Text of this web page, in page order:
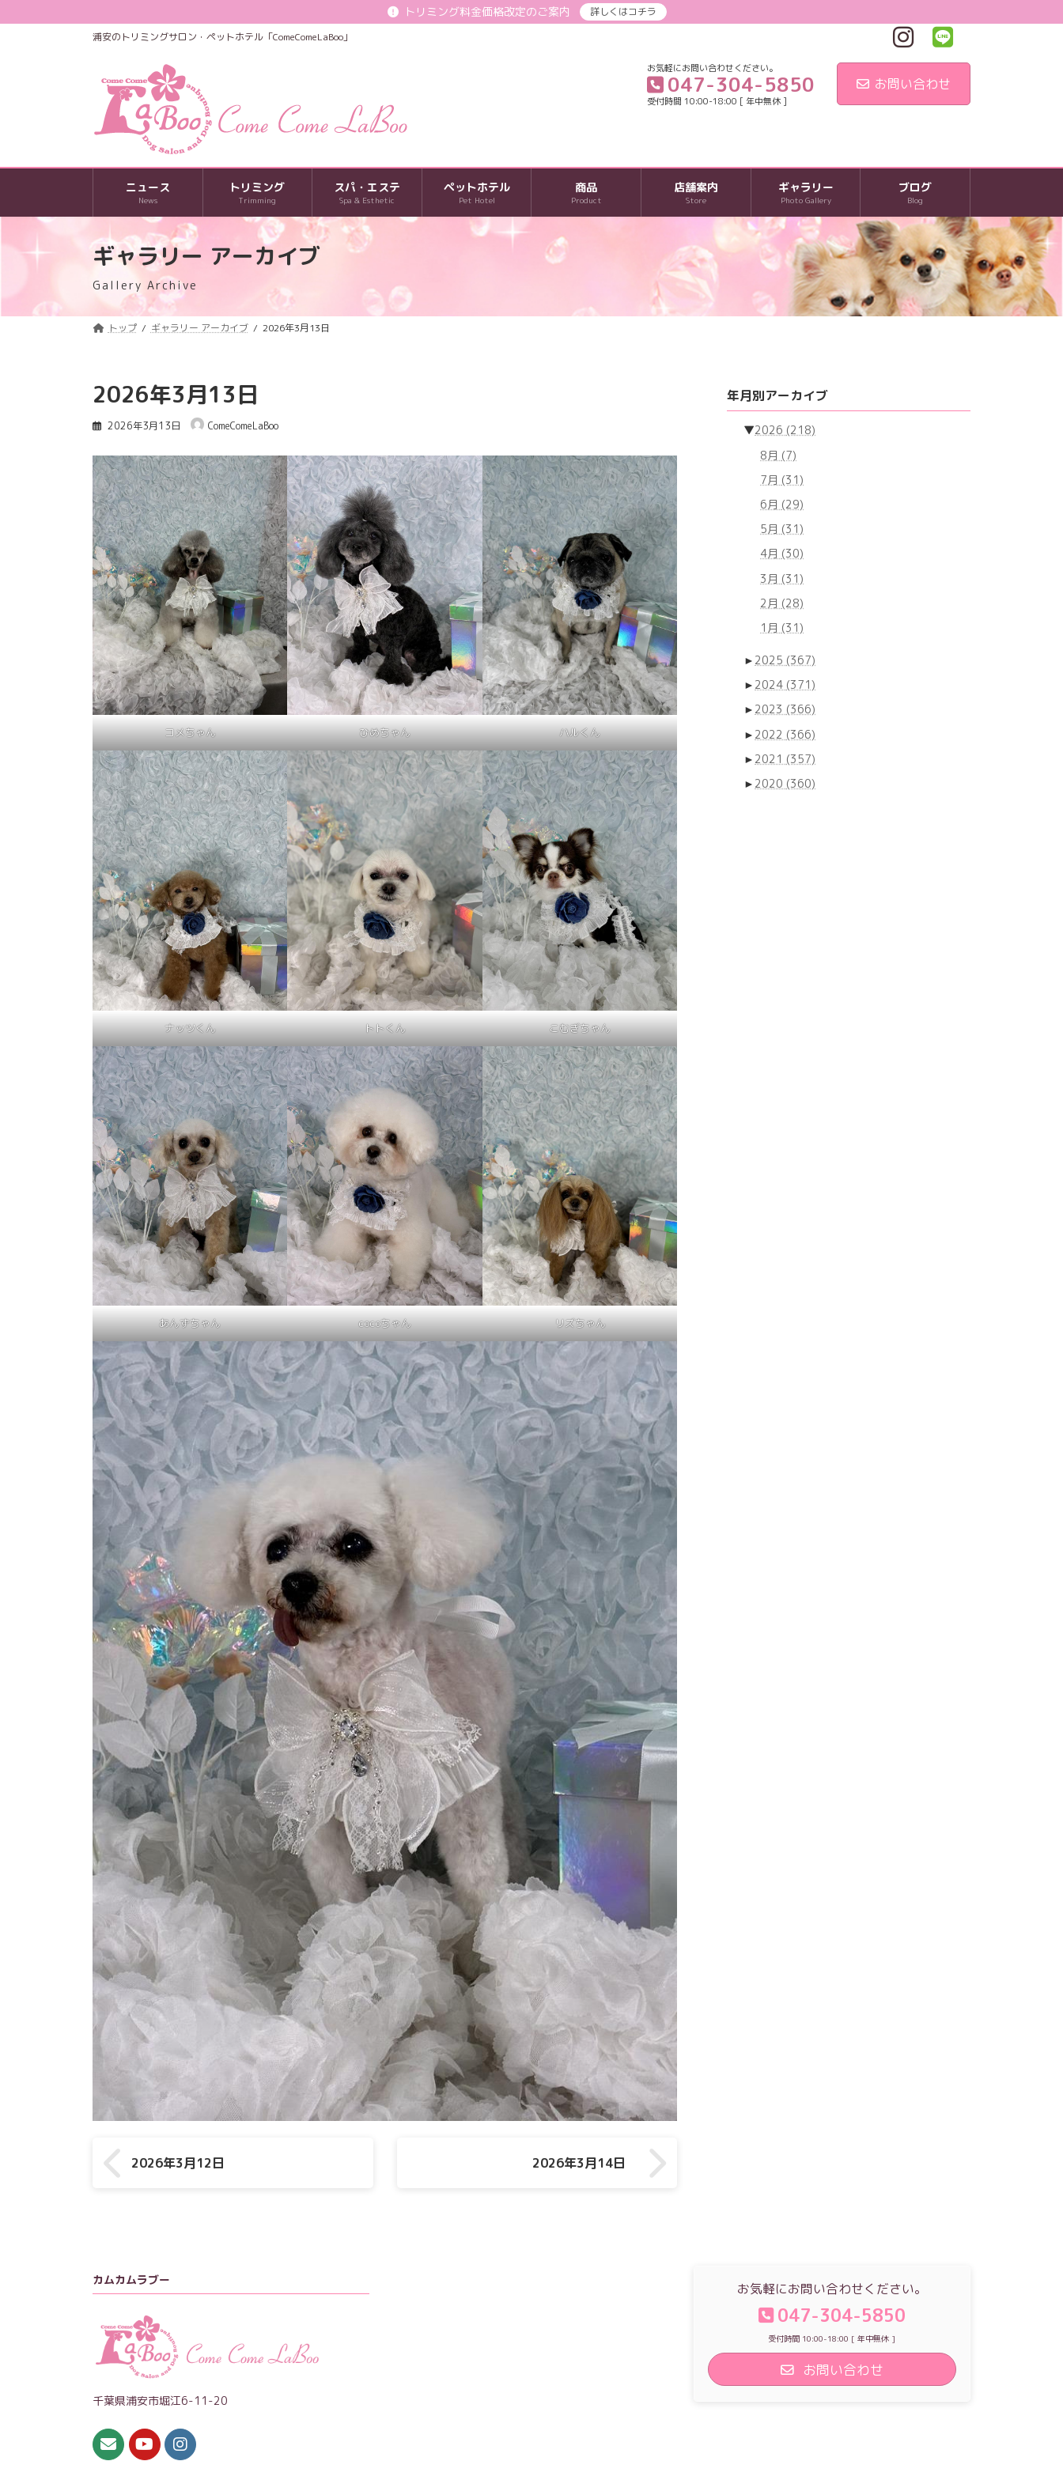
ン
ビ
トリミング料金価格改定のご案内
詳しくはコチラ
浦安のトリミングサロン・ペットホテル「ComeComeLaBoo」
お気軽にお問い合わせください。
047-304-5850
受付時間 10:00-18:00 [ 年中無休 ]
お問い合わせ
ニュース
News
トリミング
Trimming
スパ・エステ
Spa & Esthetic
ペットホテル
Pet Hotel
商品
Product
店舗案内
Store
ギャラリー
Photo Gallery
ブログ
Blog
ギャラリー アーカイブ
Gallery Archive
トップ ギャラリー アーカイブ 2026年3月13日
2026年3月13日
2026年3月13日 ComeComeLaBoo
コメちゃん ひめちゃん ハルくん
ナッツくん トトくん こむぎちゃん
あんずちゃん cocoちゃん リズちゃん
2026年3月12日 2026年3月14日
年月別アーカイブ
▼2026 (218)
8月 (7)
7月 (31)
6月 (29)
5月 (31)
4月 (30)
3月 (31)
2月 (28)
1月 (31)
► 2025 (367)
► 2024 (371)
► 2023 (366)
► 2022 (366)
► 2021 (357)
► 2020 (360)
カムカムラブー
千葉県浦安市堀江6-11-20
お気軽にお問い合わせください。
047-304-5850
受付時間 10:00-18:00 [ 年中無休 ]
お問い合わせ